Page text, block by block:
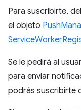
Para suscribirte,
el objeto
Se le pedirá al
para enviar
podrás suscribirte